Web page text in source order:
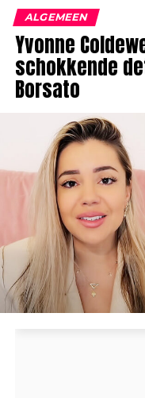
ALGEMEEN
Yvonne
schokkende
Borsato